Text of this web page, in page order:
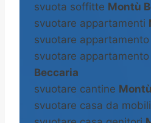
svuota soffitte Montù
svuotare appartamenti
svuotare appartamento
svuotare
Beccaria
svuotare cantine
svuotare casa da mobili